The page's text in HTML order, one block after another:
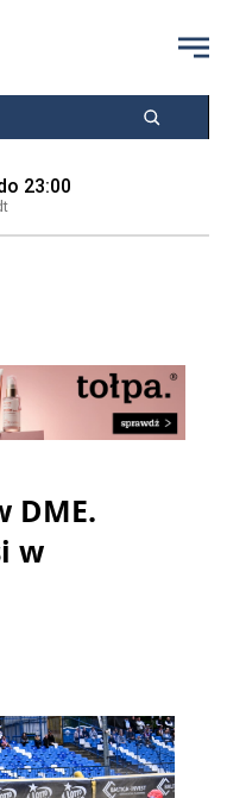
23:00
DME.
w